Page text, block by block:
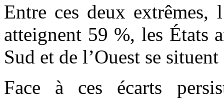
Entre ces deux extrêmes,
atteignent 59 %, les États
Sud et de l’Ouest se
Face à ces écarts